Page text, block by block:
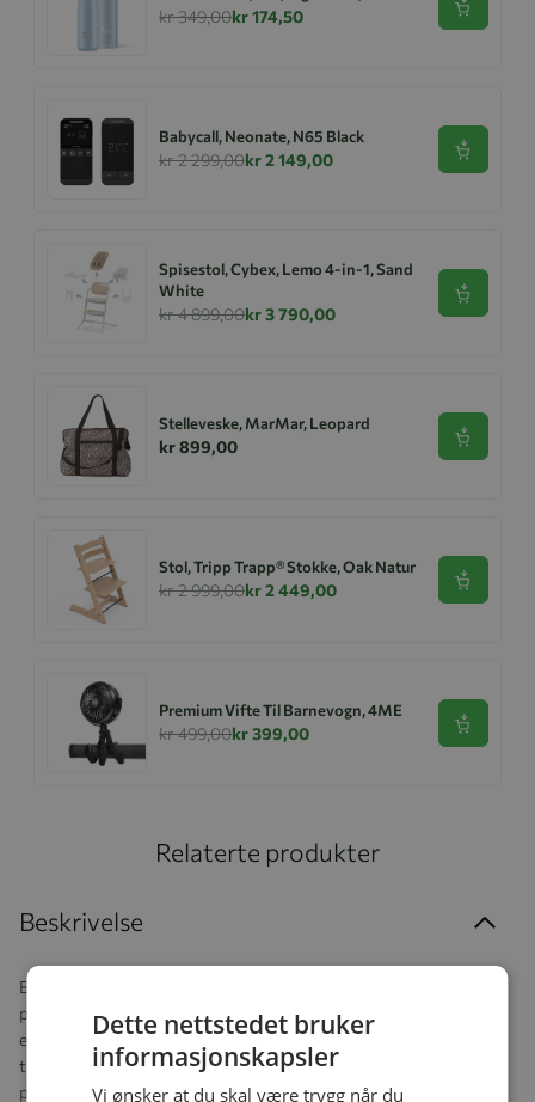
kr 349,00kr 174,50 Se
Babycall, Neonate, N65 Black
kr 2 299,00kr 2 149,00 Se
Spisestol, Cybex, Lemo 4-in-1, Sand
White
kr 4 899,00kr 3 790,00
Se
Stelleveske, MarMar, Leopard
kr 899,00 Se
Stol, Tripp Trapp® Stokke, Oak Natur
kr 2 999,00kr 2 449,00 Se
Premium Vifte Til Barnevogn, 4ME
kr 499,00kr 399,00 Se
Beskrivelse
Bbhugme graviditetsputen består av tre komponenter: en indre
pute fylt med mikroperler som tilpasser seg kroppens form, et
ekstra mykt yttertrekk og to "Småstein" som brukes til å feste
trekket. Når du monterer puten, drar du trekket over den indre
puten og sikrer det med en rullestein i hver ende.
Relaterte produkter
Dette nettstedet bruker
informasjonskapsler
Vi ønsker at du skal være trygg når du